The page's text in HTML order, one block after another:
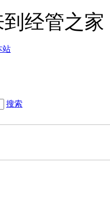
经管之家
站
搜索